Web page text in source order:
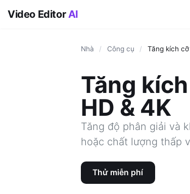
Video EditorAI
Nhà / Công cụ / Tăng kích cỡ
Tăng
HD & 4K
Tăng độ phân giải và
hoặc chất lượng thấp
Thử miễn phí